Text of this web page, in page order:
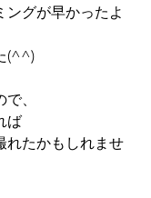
ングが早かったよ
(^^)
、
ば
れたかもしれませ